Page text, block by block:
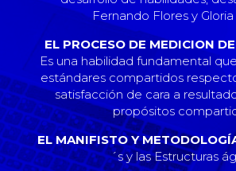
Fernando Flores y Gloria
EL PROCESO DE MEDICION
Es una habilidad fundamental
estándares compartidos
satisfacción de cara a
propósitos
EL MANIFISTO Y
´s y las Estructuras